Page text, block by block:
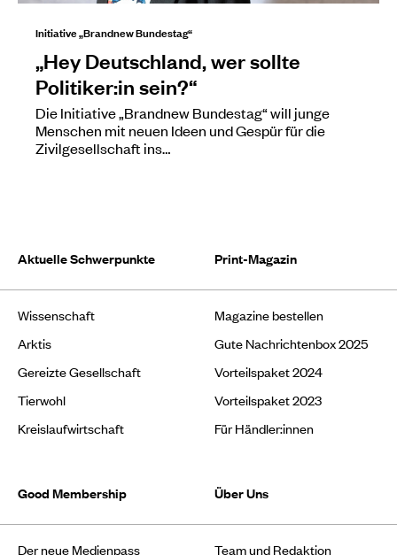
Initiative „Brandnew Bundestag“
„Hey Deutschland, wer sollte
Politiker:in sein?“
Die Initiative „Brandnew Bundestag“ will junge
Menschen mit neuen Ideen und Gespür für die
Zivilgesellschaft ins…
Aktuelle Schwerpunkte
Wissenschaft
Arktis
Gereizte Gesellschaft
Tierwohl
Kreislaufwirtschaft
Print-Magazin
Magazine bestellen
Gute Nachrichtenbox 2025
Vorteilspaket 2024
Vorteilspaket 2023
Für Händler:innen
Good Membership
Der neue Medienpass
Über Uns
Team und Redaktion